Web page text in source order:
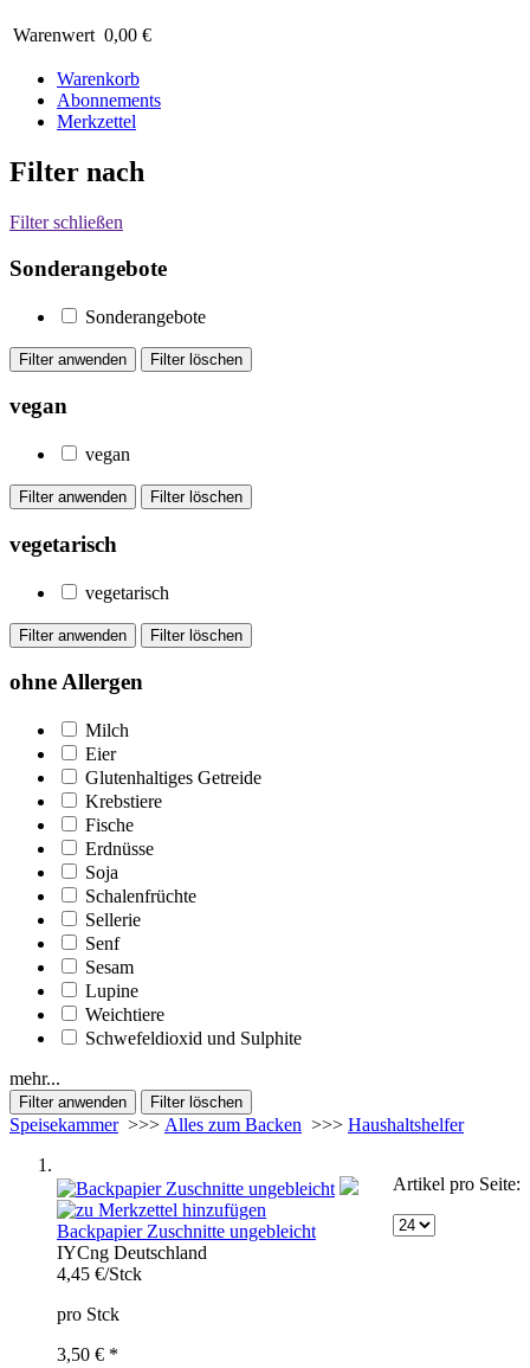
Warenwert 0,00 €
Warenkorb
Abonnements
Merkzettel
Filter nach
Filter schließen
Sonderangebote
Sonderangebote
vegan
vegan
vegetarisch
vegetarisch
ohne Allergen
Milch
Eier
Glutenhaltiges Getreide
Krebstiere
Fische
Erdnüsse
Soja
Schalenfrüchte
Sellerie
Senf
Sesam
Lupine
Weichtiere
Schwefeldioxid und Sulphite
mehr...
Speisekammer >>> Alles zum Backen >>> Haushaltshelfer
Artikel pro Seite:
Backpapier Zuschnitte ungebleicht
IYCng Deutschland
4,45 €/Stck
pro Stck
3,50 € *